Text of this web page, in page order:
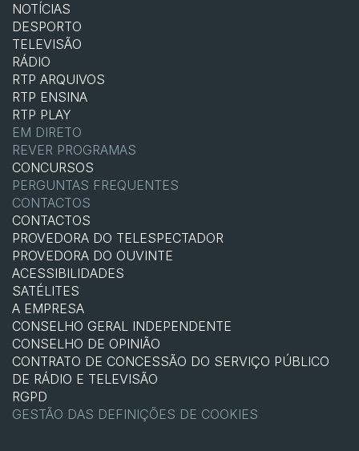
NOTÍCIAS
DESPORTO
TELEVISÃO
RÁDIO
RTP ARQUIVOS
RTP ENSINA
RTP PLAY
EM DIRETO
REVER PROGRAMAS
CONCURSOS
PERGUNTAS FREQUENTES
CONTACTOS
CONTACTOS
PROVEDORA DO TELESPECTADOR
PROVEDORA DO OUVINTE
ACESSIBILIDADES
SATÉLITES
A EMPRESA
CONSELHO GERAL INDEPENDENTE
CONSELHO DE OPINIÃO
CONTRATO DE CONCESSÃO DO SERVIÇO PÚBLICO
DE RÁDIO E TELEVISÃO
RGPD
GESTÃO DAS DEFINIÇÕES DE COOKIES